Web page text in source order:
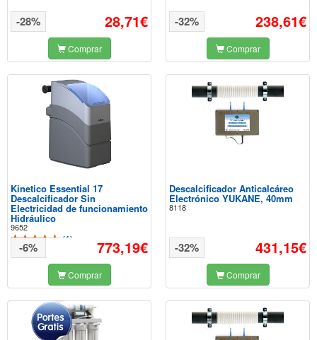
28,71€
-28%
Comprar
238,61€
-32%
Comprar
Kinetico Essential 17
Descalcificador Sin
Electricidad de funcionamiento
Hidráulico
9652
(1) 773,19€
-6%
Comprar
Descalcificador Anticalcáreo
Electrónico YUKANE, 40mm
8118
431,15€
-32%
Comprar